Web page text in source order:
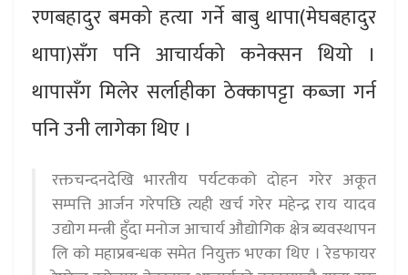
रणबहादुर बमको हत्या गर्ने बाबु थापा(मेघबहादुर
थापा)सँग पनि आचार्यको कनेक्सन थियो ।
थापासँग मिलेर सर्लाहीका ठेक्कापट्टा कब्जा गर्न
पनि उनी लागेका थिए ।
रक्तचन्दनदेखि भारतीय पर्यटकको दोहन गरेर अकूत
सम्पत्ति आर्जन गरेपछि त्यही खर्च गरेर महेन्द्र राय यादव
उद्योग मन्त्री हुँदा मनोज आचार्य औद्योगिक क्षेत्र ब्यवस्थापन
लि को महाप्रबन्धक समेत नियुक्त भएका थिए । रेडफायर